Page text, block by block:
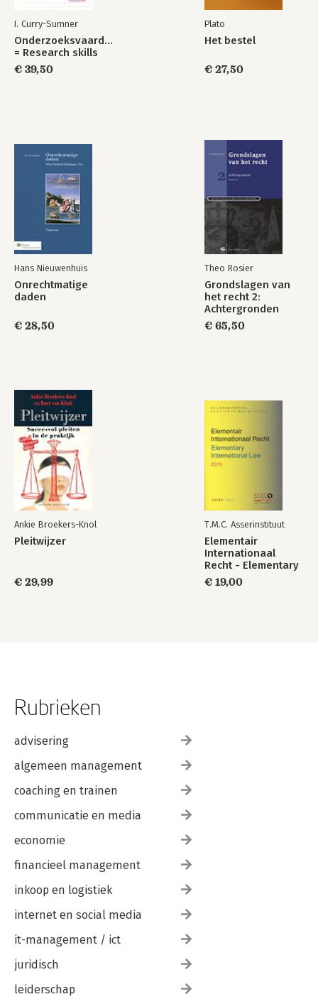
International Law
International Law
2nd Edition
15. The global economy
Part III: The surroundings of international law
16. Domestic courts and their relationship with international law
governance
I. Curry-Sumner
Onderzoeksvaardigheden
= Research skills
€ 39,50
Plato
Het bestel
€ 27,50
Hans Nieuwenhuis
Onrechtmatige
daden
€ 28,50
Theo Rosier
Grondslagen van
het recht 2:
Achtergronden
€ 65,50
Ankie Broekers-Knol
Pleitwijzer
€ 29,99
T.M.C. Asserinstituut
Elementair
Internationaal
Recht - Elementary
International Law
2015
€ 19,00
Rubrieken
advisering
algemeen management
coaching en trainen
communicatie en media
economie
financieel management
inkoop en logistiek
internet en social media
it-management / ict
juridisch
leiderschap